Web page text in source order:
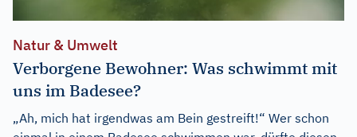
Natur & Umwelt
Verborgene Bewohner: Was schwimmt mit
uns im Badesee?
„Ah, mich hat irgendwas am Bein gestreift!“ Wer schon